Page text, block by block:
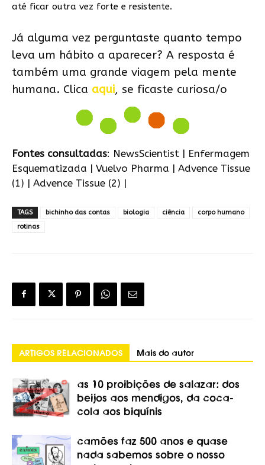
até ficar outra vez forte e resistente.
Já alguma vez perguntaste quanto tempo
leva um hábito a aparecer? A resposta é
também uma grande viagem pela mente
humana. Clica aqui, se ficaste curiosa/o
Fontes consultadas: NewsScientist | Enfermagem
Esquematizada | Vuelvo Pharma | Advence Tissue
(1) | Advence Tissue (2) |
TAGS bichinho das contas biologia ciência
corpo humano
rotinas
ARTIGOS RELACIONADOS Mais do autor
as 10 proibições de salazar: dos
beijos aos mendigos, da coca-
cola aos biquínis
camões faz 500 anos e quase
nada sabemos sobre o nosso